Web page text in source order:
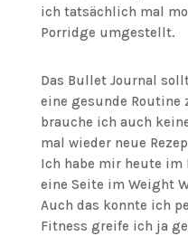
ich tatsächlich mal
Porridge umgestellt.
Das Bullet Journal
eine gesunde Routine
brauche ich auch
mal wieder neue
Ich habe mir heute im
eine Seite im Weight
Auch das konnte ich
Fitness greife ich ja